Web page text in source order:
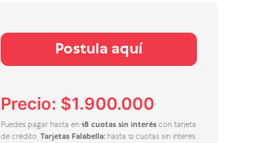
Postula aquí
Precio: $1.900.000
Puedes pagar hasta en 18 cuotas sin interés con tarjeta
de crédito. Tarjetas Falabella: hasta 12 cuotas sin interés.